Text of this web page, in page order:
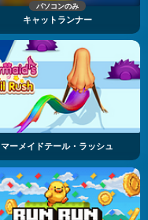
パソコンのみ
キャットランナー
マーメイドテール・ラッシュ